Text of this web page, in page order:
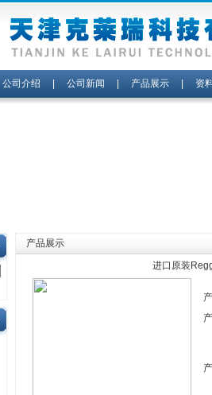
公司介绍 公司新闻 产品展示| 资
产品展示
进口原装